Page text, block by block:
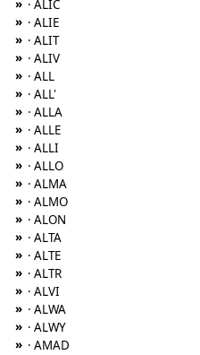
» · ALIC
» · ALIE
» · ALIT
» · ALIV
» · ALL
» · ALL'
» · ALLA
» · ALLE
» · ALLI
» · ALLO
» · ALMA
» · ALMO
» · ALON
» · ALTA
» · ALTE
» · ALTR
» · ALVI
» · ALWA
» · ALWY
» · AMAD